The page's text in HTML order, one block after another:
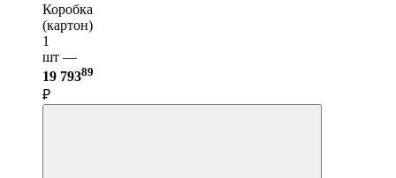
Коробка
(картон)
1
шт —
19 79389
₽